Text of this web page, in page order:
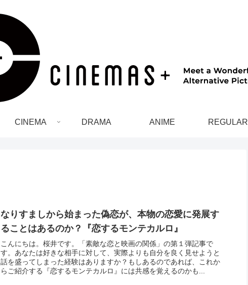
CINEMA DRAMA ANIME REGULAR
なりすましから始まった偽恋が、本物の恋愛に発展す
ることはあるのか？『恋するモンテカルロ』
こんにちは。桜井です。「素敵な恋と映画の関係」の第１弾記事で
す。あなたは好きな相手に対して、実際よりも自分を良く見せようと
話を盛ってしまった経験はありますか？もしあるのであれば、これか
らご紹介する『恋するモンテカルロ』には共感を覚えるのかも...